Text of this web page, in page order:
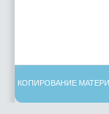
КОПИРОВАНИЕ